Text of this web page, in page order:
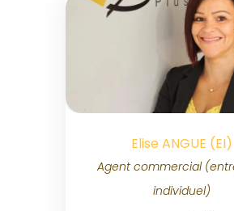
Elise ANGUE (EI)
Agent commercial
individuel)